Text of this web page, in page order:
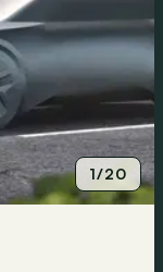
1/20